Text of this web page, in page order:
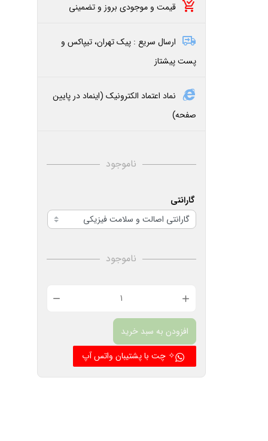
قیمت و موجودی بروز و تضمینی
ارسال سریع : پیک تهران، تیپاکس و
پست پیشتاز
نماد اعتماد الکترونیک (اینماد در پایین
صفحه)
ناموجود
گارانتی
ناموجود
افزودن به سبد خرید
✧ چت با پشتیبان واتس آپ